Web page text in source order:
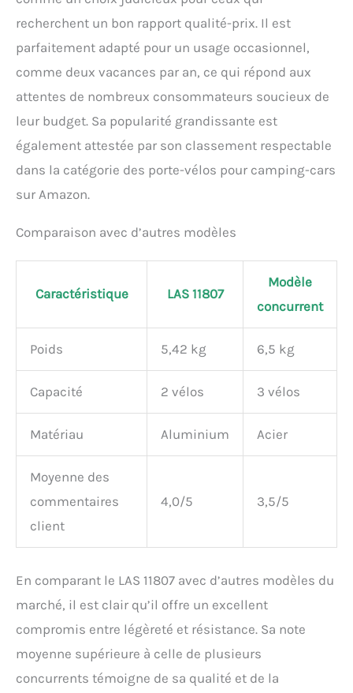
recherchent un bon rapport qualité-prix. Il est
parfaitement adapté pour un usage occasionnel,
comme deux vacances par an, ce qui répond aux
attentes de nombreux consommateurs soucieux de
leur budget. Sa popularité grandissante est
également attestée par son classement respectable
dans la catégorie des porte-vélos pour camping-cars
sur Amazon.
Comparaison avec d’autres modèles
Caractéristique LAS 11807
Modèle
concurrent
Poids 5,42 kg 6,5 kg
Capacité 2 vélos 3 vélos
Matériau Aluminium Acier
Moyenne des
commentaires
client
4,0/5 3,5/5
En comparant le LAS 11807 avec d’autres modèles du
marché, il est clair qu’il offre un excellent
compromis entre légèreté et résistance. Sa note
moyenne supérieure à celle de plusieurs
concurrents témoigne de sa qualité et de la